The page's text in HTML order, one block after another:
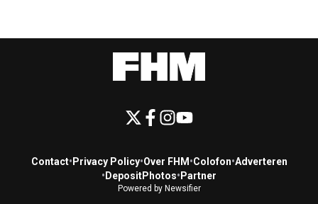
Contact• Privacy Policy•Over FHM •Colofon•Adverteren
• DepositPhotos• Partner
Powered by Newsifier